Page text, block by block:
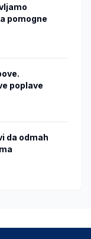
pomogne
poplave
da odmah